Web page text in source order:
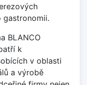
gastronomii.
BLANCO
k
v oblasti
a výrobě